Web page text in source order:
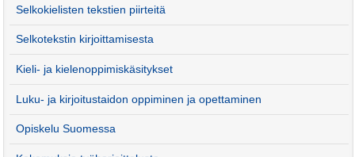
Selkokielisten tekstien piirteitä
Selkotekstin kirjoittamisesta
Kieli- ja kielenoppimiskäsitykset
Luku- ja kirjoitustaidon oppiminen ja opettaminen
Opiskelu Suomessa